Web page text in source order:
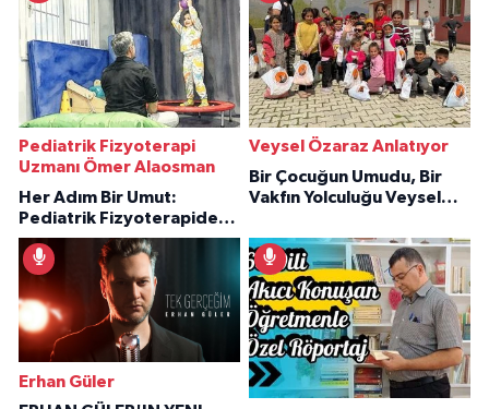
Pediatrik Fizyoterapi
Uzmanı Ömer Alaosman
Her Adım Bir Umut:
Pediatrik Fizyoterapiden
İlham Veren Hikâyeler
Veysel Özaraz Anlatıyor
Bir Çocuğun Umudu, Bir
Vakfın Yolculuğu Veysel
Erhan Güler